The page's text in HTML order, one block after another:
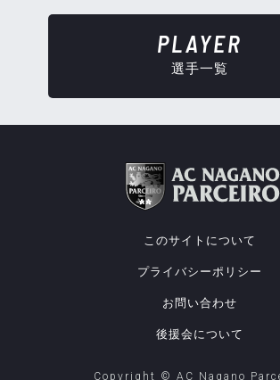
PLAYER
選手一覧
このサイトについて
プライバシーポリシー
お問い合わせ
後援会について
Copyright © AC Nagano